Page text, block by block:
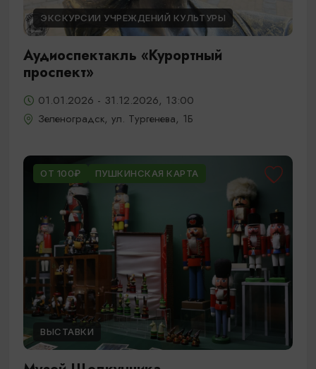
ЭКСКУРСИИ УЧРЕЖДЕНИЙ КУЛЬТУРЫ
Аудиоспектакль «Курортный
проспект»
01.01.2026 - 31.12.2026, 13:00
Зеленоградск, ул. Тургенева, 1Б
ОТ 100₽ ПУШКИНСКАЯ КАРТА
ВЫСТАВКИ